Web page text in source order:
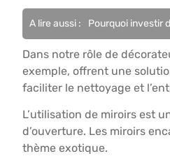
A lire aussi : Pourquoi investir
Dans notre rôle de
exemple, offrent une
faciliter le nettoyage et
L’utilisation de miroirs est
d’ouverture. Les miroirs
thème exotique.